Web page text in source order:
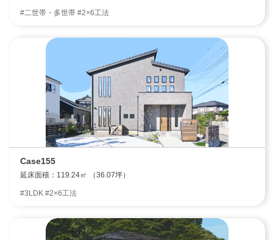
#二世帯・多世帯 #2×6工法
Case155
延床面積：119.24㎡ （36.07坪）
#3LDK #2×6工法